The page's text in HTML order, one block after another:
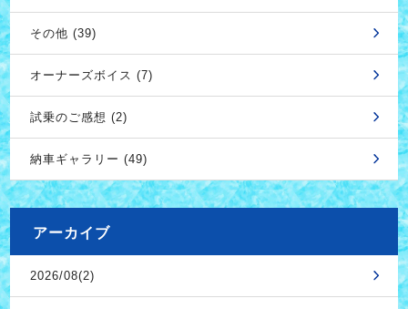
その他 (39)
オーナーズボイス (7)
試乗のご感想 (2)
納車ギャラリー (49)
アーカイブ
2026/08(2)